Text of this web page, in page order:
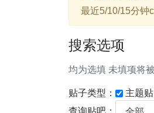
最近5/10/15分钟
搜索选项
均为选填 未填项将
贴子类型： 主题贴
查询贴吧：